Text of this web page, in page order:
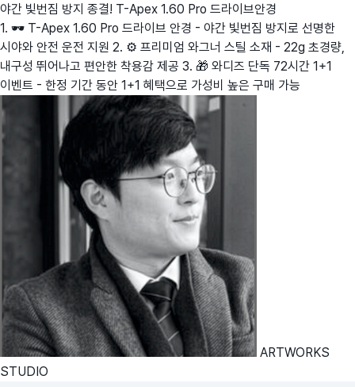
야간 빛번짐 방지 종결! T-Apex 1.60 Pro 드라이브안경
1. 🕶️ T-Apex 1.60 Pro 드라이브 안경 - 야간 빛번짐 방지로 선명한
시야와 안전 운전 지원 2. ⚙️ 프리미엄 와그너 스틸 소재 - 22g 초경량,
내구성 뛰어나고 편안한 착용감 제공 3. 🎁 와디즈 단독 72시간 1+1
이벤트 - 한정 기간 동안 1+1 혜택으로 가성비 높은 구매 가능
ARTWORKS
STUDIO